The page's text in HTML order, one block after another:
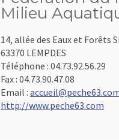
Milieu
14, allée des Eaux et Forêts
63370 LEMPDES
Téléphone : 04.73.92.56.29
Fax : 04.73.90.47.08
Email :
http://www.peche63.com